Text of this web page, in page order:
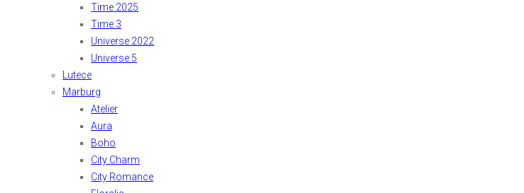
Time 2025
Time 3
Universe 2022
Universe 5
Lutece
Marburg
Atelier
Aura
Boho
City Charm
City Romance